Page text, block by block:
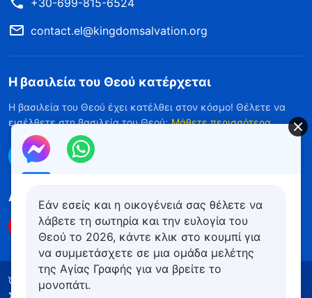
+30-699-815-6524
contact.el@kingdomsalvation.org
Η βασιλεία του Θεού κατέρχεται
Η βασιλεία του Θεού έχει κατέλθει στον κόσμο! Θέλετε να
εισέλθετε στη βασιλεία του Θεού; Μάθετε περισσότερα
Επικοινωνήστε μαζί μας μέσω Messenger
Ακολουθήστε μας
Όροι Χρήσης
Πολιτική απορρήτου
Συντελεστές
Εάν εσείς και η οικογένειά σας θέλετε να
λάβετε τη σωτηρία και την ευλογία του
Θεού το 2026, κάντε κλικ στο κουμπί για
να συμμετάσχετε σε μια ομάδα μελέτης
της Αγίας Γραφής για να βρείτε το
μονοπάτι.